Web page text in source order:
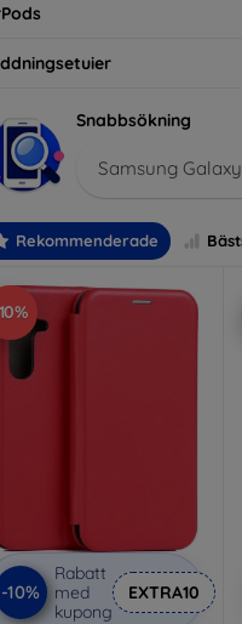
Snabbsökning
Samsung Galaxy
Rekommenderade
-10%
Rabatt
med
kupong
EXTRA10